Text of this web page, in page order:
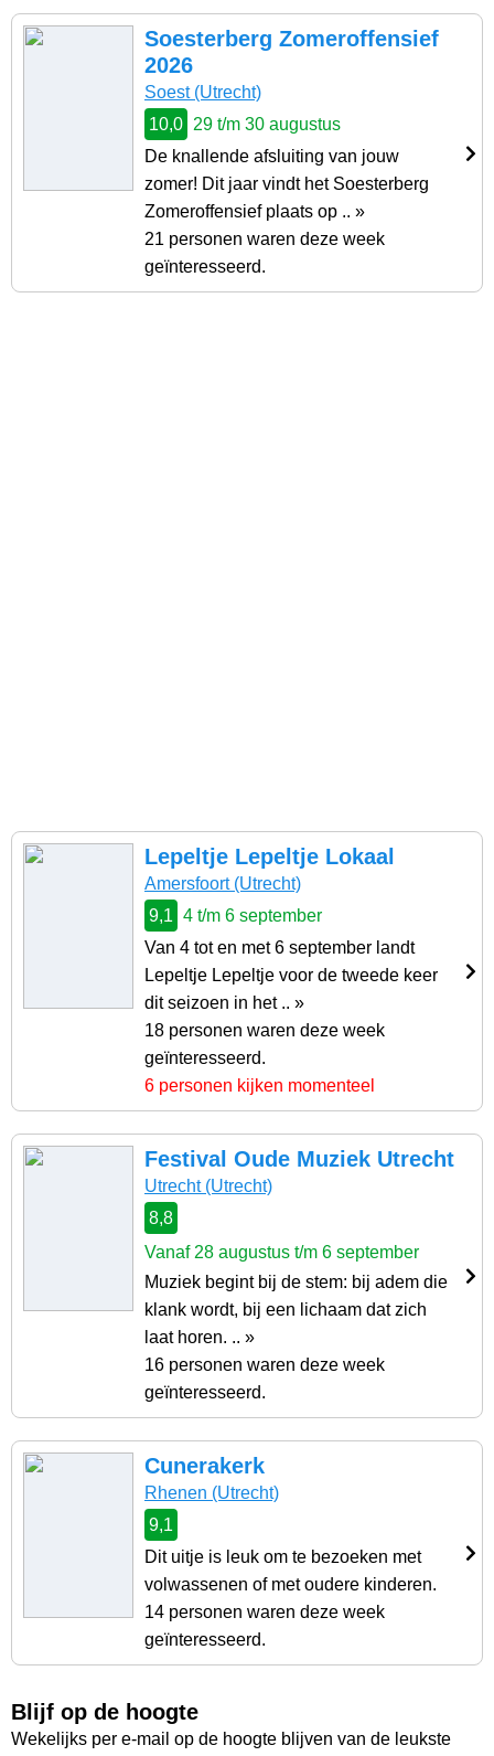
Soesterberg Zomeroffensief
2026
Soest (Utrecht)
10,0 29 t/m 30 augustus
De knallende afsluiting van jouw
zomer! Dit jaar vindt het Soesterberg
Zomeroffensief plaats op .. »
21 personen waren deze week
geïnteresseerd.
Lepeltje Lepeltje Lokaal
Amersfoort (Utrecht)
9,1 4 t/m 6 september
Van 4 tot en met 6 september landt
Lepeltje Lepeltje voor de tweede keer
dit seizoen in het .. »
18 personen waren deze week
geïnteresseerd.
6 personen kijken momenteel
Festival Oude Muziek Utrecht
Utrecht (Utrecht)
8,8
Vanaf 28 augustus t/m 6 september
Muziek begint bij de stem: bij adem die
klank wordt, bij een lichaam dat zich
laat horen. .. »
16 personen waren deze week
geïnteresseerd.
Cunerakerk
Rhenen (Utrecht)
9,1
Dit uitje is leuk om te bezoeken met
volwassenen of met oudere kinderen.
14 personen waren deze week
geïnteresseerd.
Blijf op de hoogte
Wekelijks per e-mail op de hoogte blijven van de leukste